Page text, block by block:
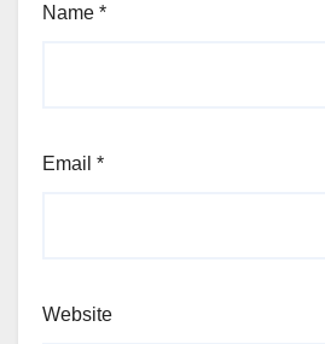
Name *
Email *
Website